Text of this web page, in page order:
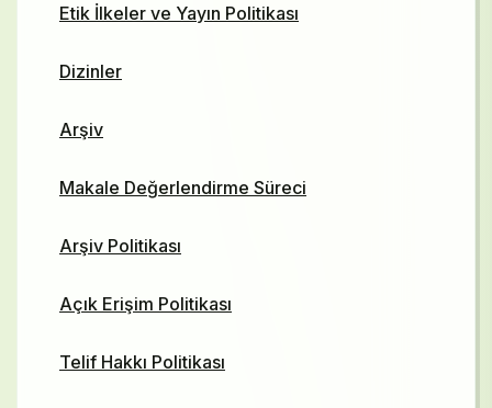
Etik İlkeler ve Yayın Politikası
Dizinler
Arşiv
Makale Değerlendirme Süreci
Arşiv Politikası
Açık Erişim Politikası
Telif Hakkı Politikası